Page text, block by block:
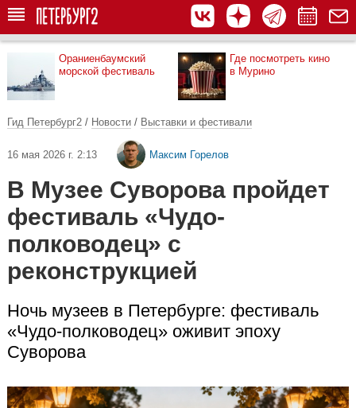
Ораниенбаумский
морской фестиваль
Где посмотреть кино
в Мурино
Гид Петербург2 / Новости / Выставки и фестивали
16 мая 2026 г. 2:13 Максим Горелов
В Музее Суворова пройдет
фестиваль «Чудо-
полководец» с
реконструкцией
Ночь музеев в Петербурге: фестиваль
«Чудо-полководец» оживит эпоху
Суворова